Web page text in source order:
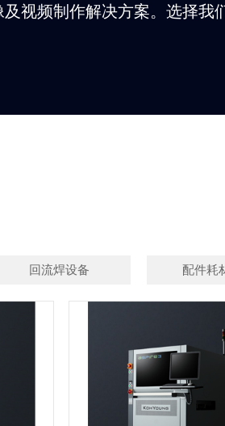
视频制作解决方案。选择我
回流焊设备 配件耗